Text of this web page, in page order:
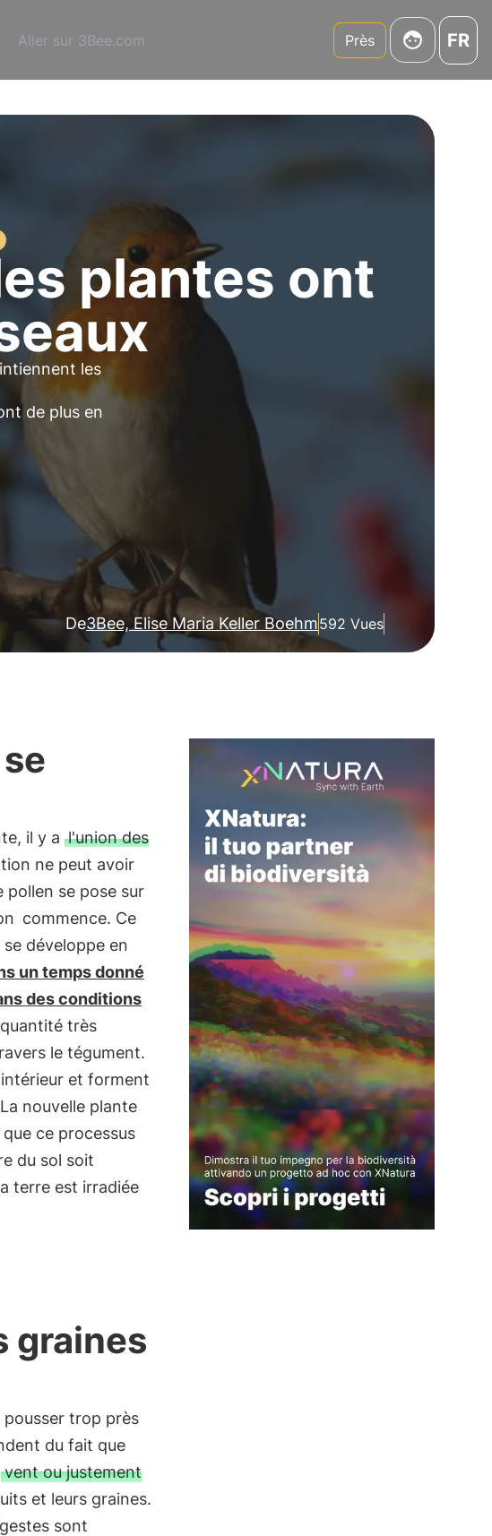
Aller sur 3Bee.com Près FR
plantes ont
les
de plus en
De3Bee, Elise Maria Keller Boehm592 Vues
il y a l'union des
ne peut avoir
pollen se pose sur
commence. Ce
développe en
un temps donné
des conditions
très
le tégument.
et forment
nouvelle plante
que ce processus
du sol soit
terre est irradiée
graines
pousser trop près
du fait que
vent ou justement
et leurs graines.
sont